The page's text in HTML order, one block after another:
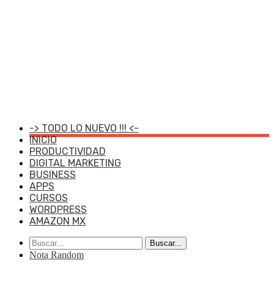
-> TODO LO NUEVO !!! <-
INICIO
PRODUCTIVIDAD
DIGITAL MARKETING
BUSINESS
APPS
CURSOS
WORDPRESS
AMAZON MX
Buscar...
Nota Random